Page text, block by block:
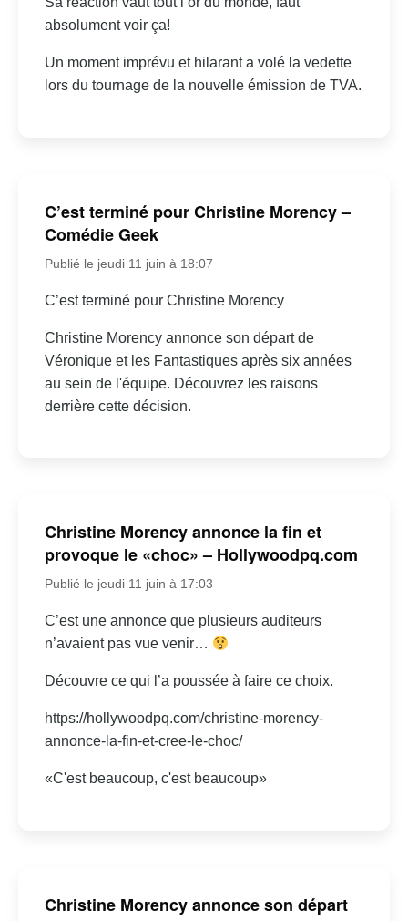
absolument voir ça!
Un moment imprévu et hilarant a volé la vedette
lors du tournage de la nouvelle émission de TVA.
C’est terminé pour Christine Morency –
Comédie Geek
Publié le jeudi 11 juin à 18:07
C’est terminé pour Christine Morency
Christine Morency annonce son départ de
Véronique et les Fantastiques après six années
au sein de l'équipe. Découvrez les raisons
derrière cette décision.
Christine Morency annonce la fin et
provoque le «choc» – Hollywoodpq.com
Publié le jeudi 11 juin à 17:03
C’est une annonce que plusieurs auditeurs
n’avaient pas vue venir…
Découvre ce qui l’a poussée à faire ce choix.
https://hollywoodpq.com/christine-morency-
annonce-la-fin-et-cree-le-choc/
«C'est beaucoup, c'est beaucoup»
Christine Morency annonce son départ